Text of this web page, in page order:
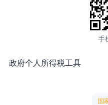
手
政府个人所得税工具
国